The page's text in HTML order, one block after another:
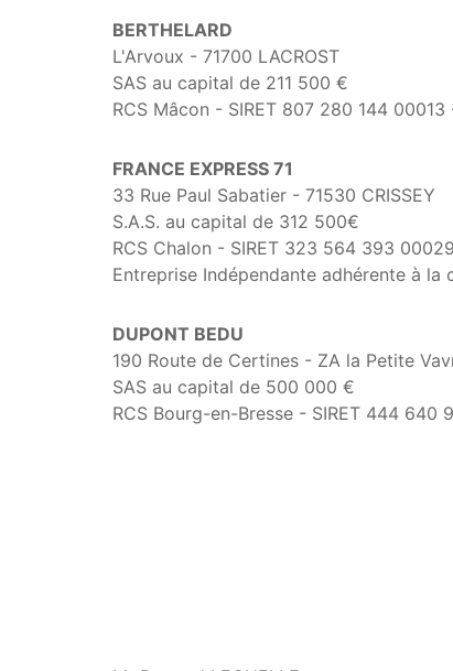
BERTHELARD
L'Arvoux - 71700 LACROST
SAS au capital de 211 500 €
RCS Mâcon - SIRET 807 280 144
FRANCE EXPRESS 71
33 Rue Paul Sabatier - 71530 CRISSEY
S.A.S. au capital de 312 500€
RCS Chalon - SIRET 323 564 393
Entreprise Indépendante adhérente à la
DUPONT BEDU
190 Route de Certines - ZA la Petite
SAS au capital de 500 000 €
RCS Bourg-en-Bresse - SIRET 444